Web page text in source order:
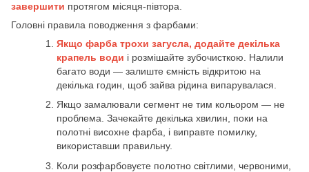
завершити протягом місяця-півтора.
Головні правила поводження з фарбами:
Якщо фарба трохи загусла, додайте декілька
крапель води і розмішайте зубочисткою. Налили
багато води — залиште ємність відкритою на
декілька годин, щоб зайва рідина випарувалася.
Якщо замалювали сегмент не тим кольором — не
проблема. Зачекайте декілька хвилин, поки на
полотні висохне фарба, і виправте помилку,
використавши правильну.
Коли розфарбовуєте полотно світлими, червоними,